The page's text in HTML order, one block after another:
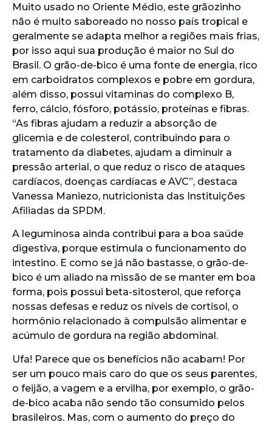
Muito usado no Oriente Médio, este grãozinho
não é muito saboreado no nosso país tropical e
geralmente se adapta melhor a regiões mais frias,
por isso aqui sua produção é maior no Sul do
Brasil. O grão-de-bico é uma fonte de energia, rico
em carboidratos complexos e pobre em gordura,
além disso, possui vitaminas do complexo B,
ferro, cálcio, fósforo, potássio, proteínas e fibras.
“As fibras ajudam a reduzir a absorção de
glicemia e de colesterol, contribuindo para o
tratamento da diabetes, ajudam a diminuir a
pressão arterial, o que reduz o risco de ataques
cardíacos, doenças cardíacas e AVC”, destaca
Vanessa Maniezo, nutricionista das Instituições
Afiliadas da SPDM.
A leguminosa ainda contribui para a boa saúde
digestiva, porque estimula o funcionamento do
intestino. E como se já não bastasse, o grão-de-
bico é um aliado na missão de se manter em boa
forma, pois possui beta-sitosterol, que reforça
nossas defesas e reduz os níveis de cortisol, o
hormônio relacionado à compulsão alimentar e
acúmulo de gordura na região abdominal.
Ufa! Parece que os benefícios não acabam! Por
ser um pouco mais caro do que os seus parentes,
o feijão, a vagem e a ervilha, por exemplo, o grão-
de-bico acaba não sendo tão consumido pelos
brasileiros. Mas, com o aumento do preço do